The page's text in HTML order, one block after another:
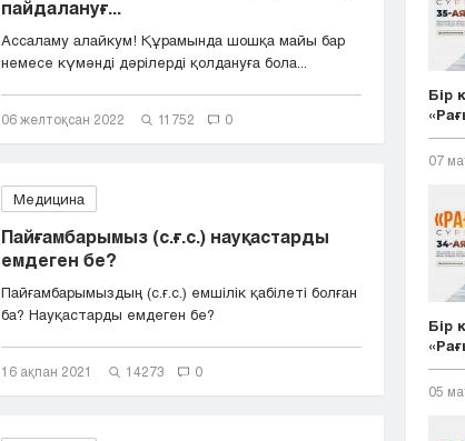
пайдалануғ...
Ассаламу алайкум! Құрамында шошқа майы бар
немесе күмәнді дәрілерді қолдануға бола...
06 желтоқсан 2022 11752 0
Медицина
Пайғамбарымыз (с.ғ.с.) науқастарды
емдеген бе?
Пайғамбарымыздың (с.ғ.с.) емшілік қабілеті болған
ба? Науқастарды емдеген бе?
16 ақпан 2021 14273 0
Бір
07
Бір
05